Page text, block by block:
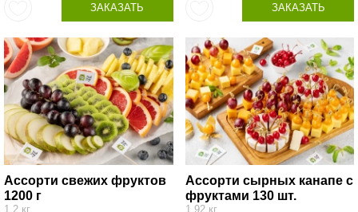
ЗАКАЗАТЬ ЗАКАЗАТЬ
Ассорти свежих фруктов
1200 г
1,2 кг
Ассорти сырных канапе с
фруктами 130 шт.
1,92 кг